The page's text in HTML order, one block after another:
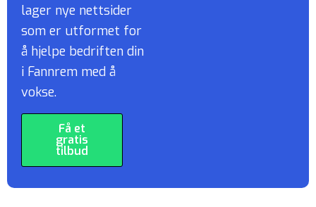
lager nye nettsider
som er utformet for
å hjelpe bedriften din
i Fannrem med å
vokse.
Få et
gratis
tilbud